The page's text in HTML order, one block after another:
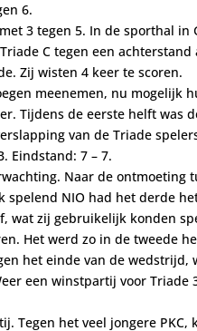
6.
3 tegen 5. In de sporthal in
C tegen een achterstand
Zij wisten 4 keer te scoren.
meenemen, nu mogelijk
Tijdens de eerste helft was
van de Triade
Eindstand: 7 – 7.
Naar de ontmoeting
spelend NIO had het derde
wat zij gebruikelijk konden
Het werd zo in de tweede
het einde van de wedstrijd,
een winstpartij voor Triade
Tegen het veel jongere PKC,